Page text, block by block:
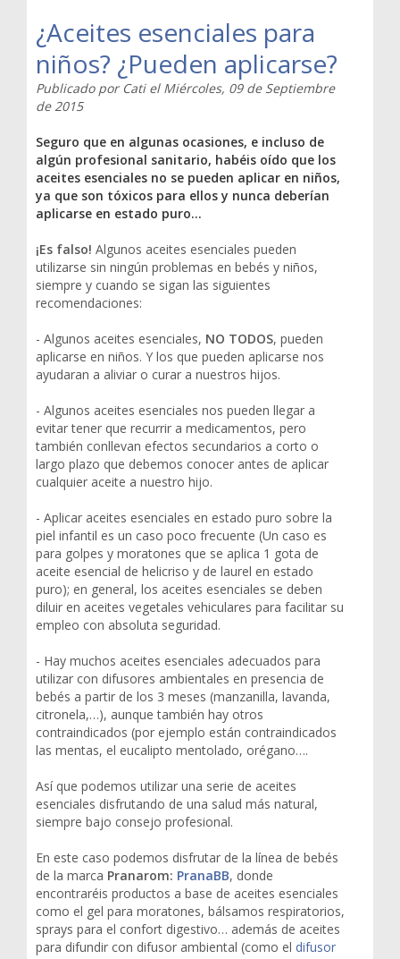
¿Aceites esenciales para
niños? ¿Pueden aplicarse?
Publicado por Catiel Miércoles, 09 de Septiembre
de 2015
Seguro que en algunas ocasiones, e incluso de
algún profesional sanitario, habéis oído que los
aceites esenciales no se pueden aplicar en niños,
ya que son tóxicos para ellos y nunca deberían
aplicarse en estado puro…
¡Es falso! Algunos aceites esenciales pueden
utilizarse sin ningún problemas en bebés y niños,
siempre y cuando se sigan las siguientes
recomendaciones:
- Algunos aceites esenciales, NO TODOS, pueden
aplicarse en niños. Y los que pueden aplicarse nos
ayudaran a aliviar o curar a nuestros hijos.
- Algunos aceites esenciales nos pueden llegar a
evitar tener que recurrir a medicamentos, pero
también conllevan efectos secundarios a corto o
largo plazo que debemos conocer antes de aplicar
cualquier aceite a nuestro hijo.
- Aplicar aceites esenciales en estado puro sobre la
piel infantil es un caso poco frecuente (Un caso es
para golpes y moratones que se aplica 1 gota de
aceite esencial de helicriso y de laurel en estado
puro); en general, los aceites esenciales se deben
diluir en aceites vegetales vehiculares para facilitar su
empleo con absoluta seguridad.
- Hay muchos aceites esenciales adecuados para
utilizar con difusores ambientales en presencia de
bebés a partir de los 3 meses (manzanilla, lavanda,
citronela,…), aunque también hay otros
contraindicados (por ejemplo están contraindicados
las mentas, el eucalipto mentolado, orégano….
Así que podemos utilizar una serie de aceites
esenciales disfrutando de una salud más natural,
siempre bajo consejo profesional.
En este caso podemos disfrutar de la línea de bebés
de la marca Pranarom: PranaBB, donde
encontraréis productos a base de aceites esenciales
como el gel para moratones, bálsamos respiratorios,
sprays para el confort digestivo… además de aceites
para difundir con difusor ambiental (como el difusor